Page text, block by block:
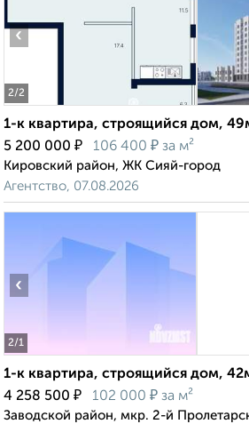
2/2
‹
1-к квартира, строящийся дом,
5 200 000 ₽ 106 400 ₽ за м²
Кировский район, ЖК Сияй-город
Агентство, 07.08.2026
2/1
‹
1-к квартира, строящийся дом,
4 258 500 ₽ 102 000 ₽ за м²
Заводской район, мкр. 2-й